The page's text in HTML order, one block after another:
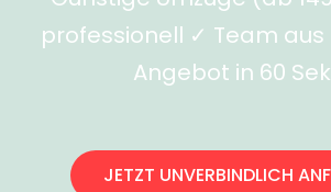
professionell ✓ Team aus
Angebot in 60
JETZT UNVERBINDLICH